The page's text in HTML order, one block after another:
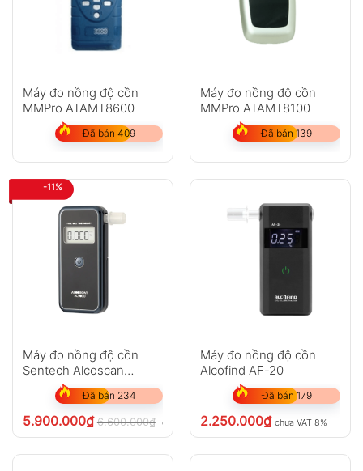
Máy đo nồng độ cồn
MMPro ATAMT8600
Đã bán 409
Máy đo nồng độ cồn
MMPro ATAMT8100
Đã bán 139
-11%
Máy đo nồng độ cồn
Sentech Alcoscan
AL9000
Đã bán 234
5.900.000₫ 6.600.000₫ chưa VAT 8%
Máy đo nồng độ cồn
Alcofind AF-20
Đã bán 179
2.250.000₫ chưa VAT 8%